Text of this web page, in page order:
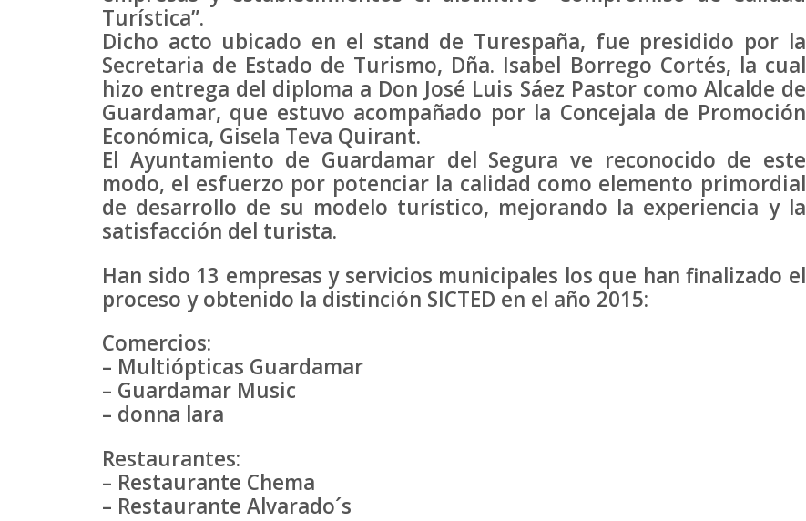
Turística”.
Dicho acto ubicado en el stand de Turespaña, fue presidido por la
Secretaria de Estado de Turismo, Dña. Isabel Borrego Cortés, la cual
hizo entrega del diploma a Don José Luis Sáez Pastor como Alcalde de
Guardamar, que estuvo acompañado por la Concejala de Promoción
Económica, Gisela Teva Quirant.
El Ayuntamiento de Guardamar del Segura ve reconocido de este
modo, el esfuerzo por potenciar la calidad como elemento primordial
de desarrollo de su modelo turístico, mejorando la experiencia y la
satisfacción del turista.
Han sido 13 empresas y servicios municipales los que han finalizado el
proceso y obtenido la distinción SICTED en el año 2015:
Comercios:
– Multiópticas Guardamar
– Guardamar Music
– donna lara
Restaurantes:
– Restaurante Chema
– Restaurante Alvarado´s